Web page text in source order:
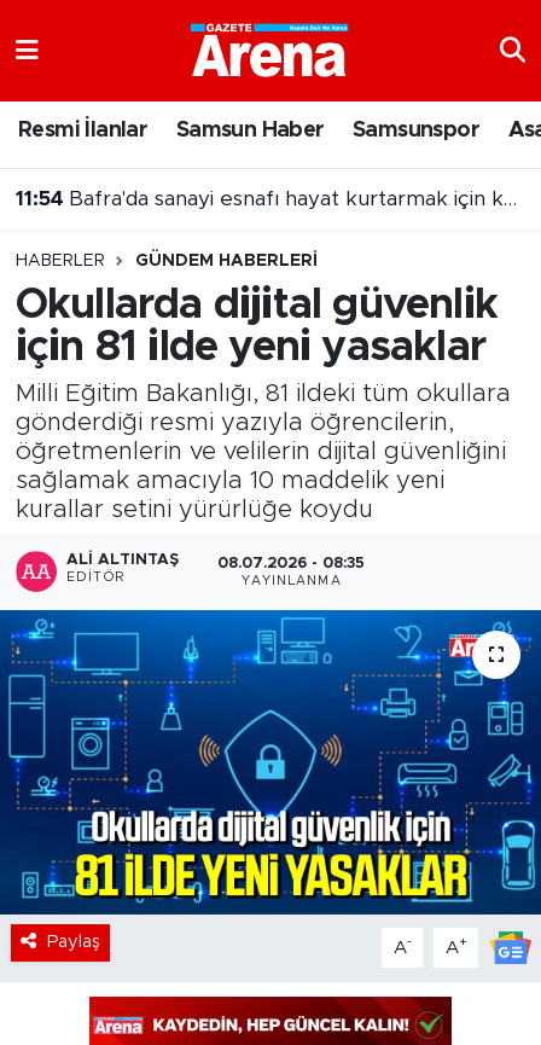
Resmi İlanlar Samsun Haber Samsunspor
Bafra'da sanayi esnafı hayat kurtarmak için kan verdi
11:51 Samsunspor taraftarının ilk buluşması hüsranla sonuçlandı
HABERLER GÜNDEM HABERLERI
Okullarda dijital güvenlik
için 81 ilde yeni yasaklar
Milli Eğitim Bakanlığı, 81 ildeki tüm okullara
gönderdiği resmi yazıyla öğrencilerin,
öğretmenlerin ve velilerin dijital güvenliğini
sağlamak amacıyla 10 maddelik yeni
kurallar setini yürürlüğe koydu
ALI ALTINTAŞ
EDITÖR
08.07.2026 - 08:35
YAYINLANMA
Paylaş A- A+
Samsun Namaz Vakitleri
Süper Lig Puan Durumu ve Fikstür
Tüm Manşetler
Son Dakika Haberleri
Haber Arşivi